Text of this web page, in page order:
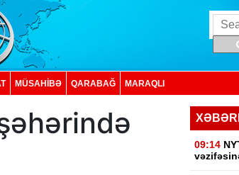
MÜSAHİBƏ QARABAĞ MARAQLI
09:14